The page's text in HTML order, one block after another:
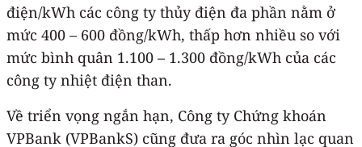
điện/kWh các công ty thủy điện đa phần nằm ở
mức 400 – 600 đồng/kWh, thấp hơn nhiều so với
mức bình quân 1.100 – 1.300 đồng/kWh của các
công ty nhiệt điện than.
Về triển vọng ngắn hạn, Công ty Chứng khoán
VPBank (VPBankS) cũng đưa ra góc nhìn lạc quan